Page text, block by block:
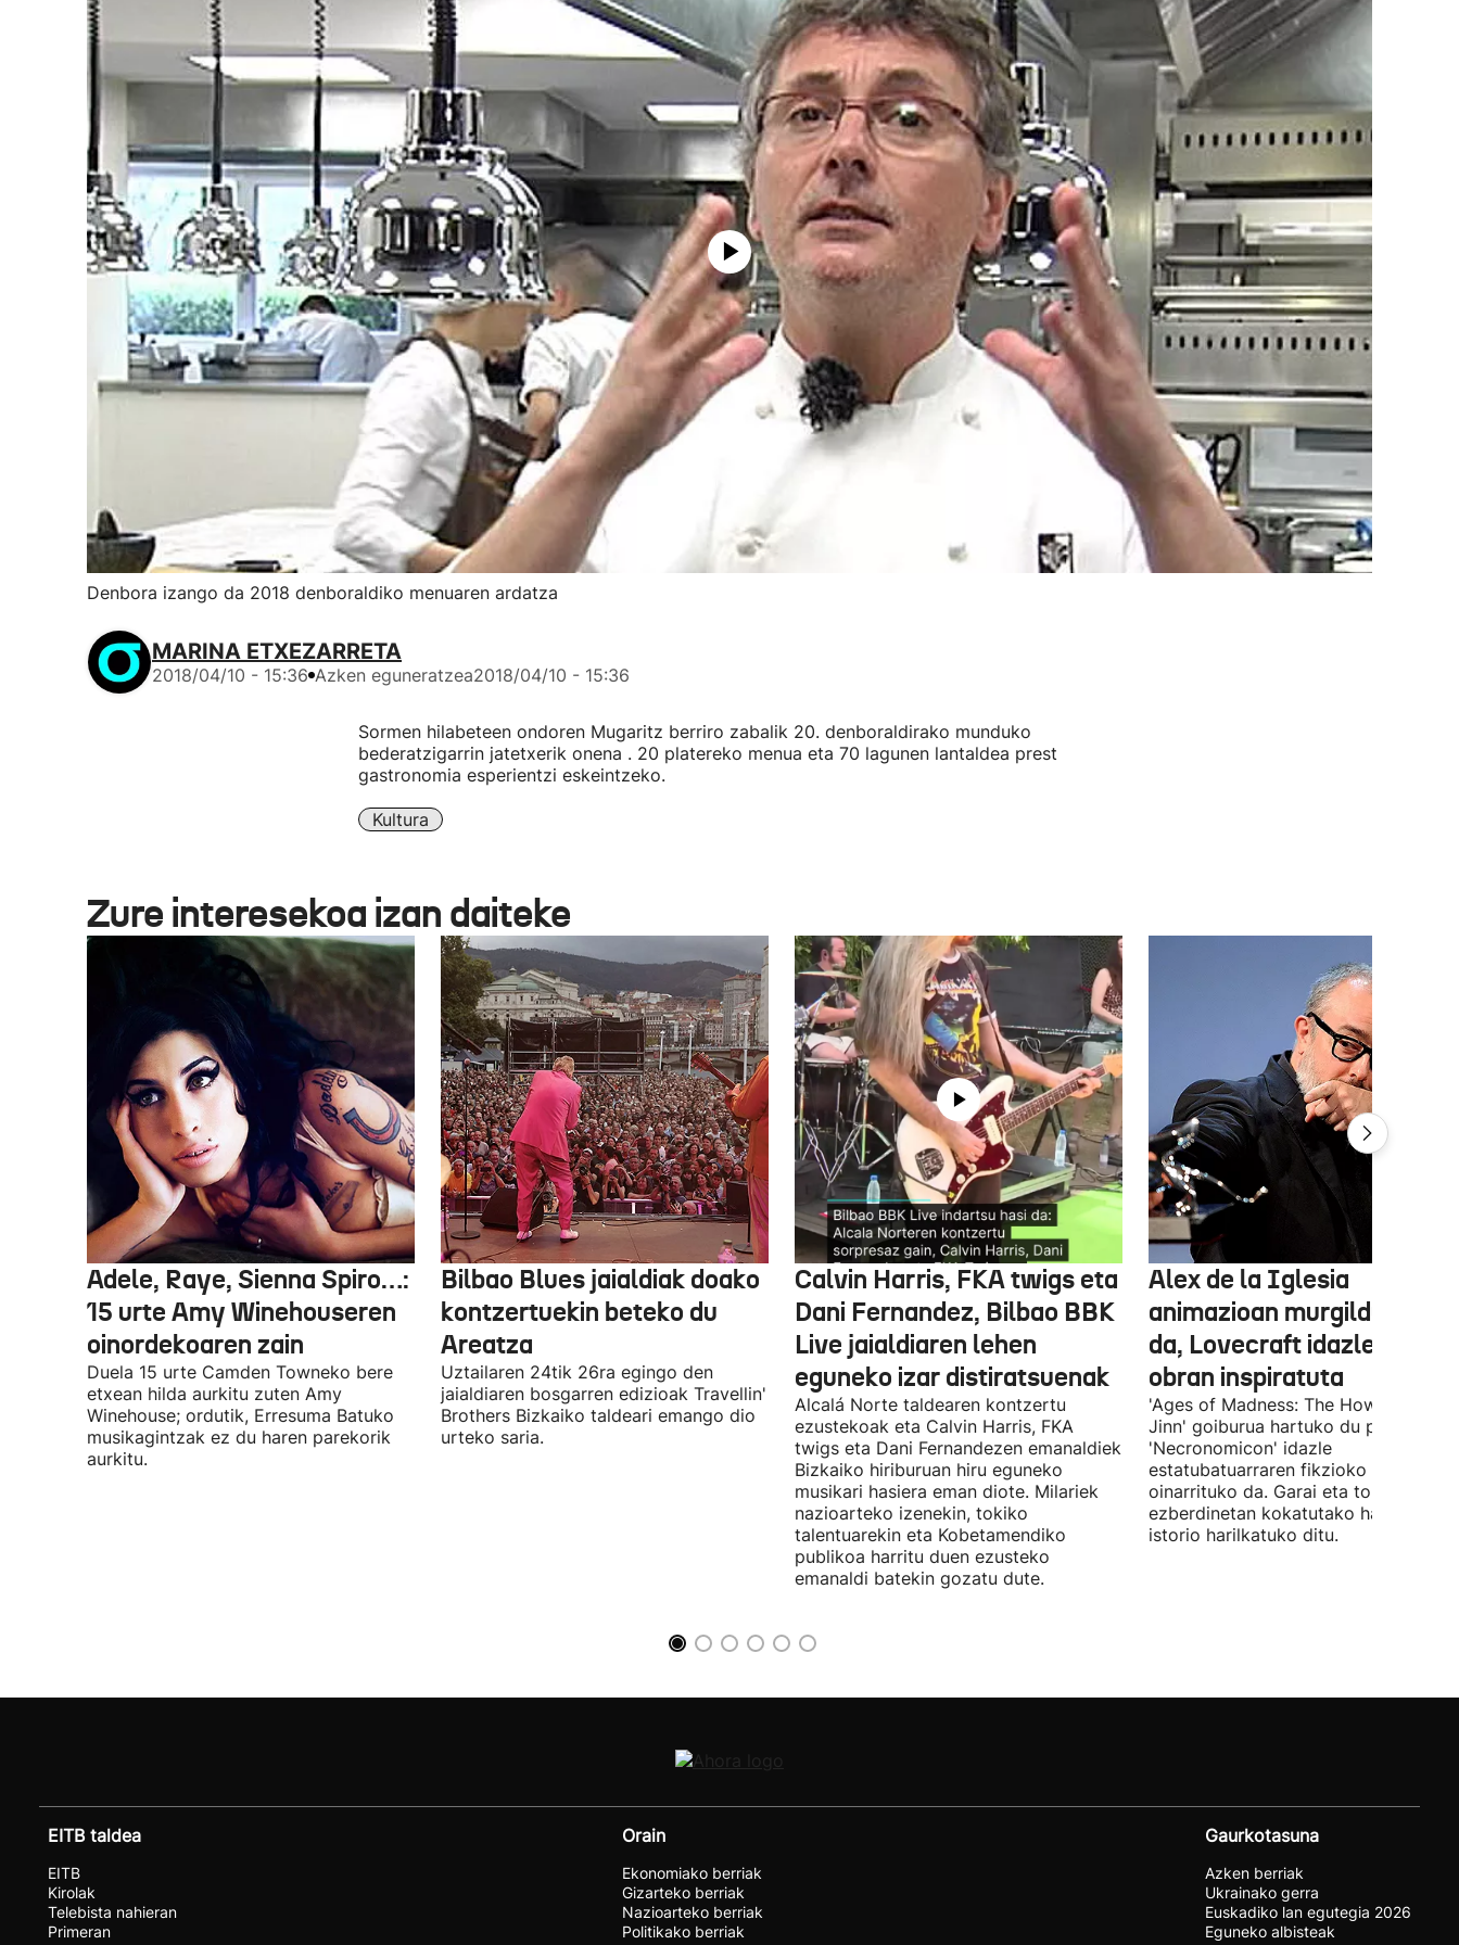
Denbora izango da 2018 denboraldiko menuaren ardatza
MARINA ETXEZARRETA
2018/04/10 - 15:36 Azken eguneratzea2018/04/10 - 15:36
Sormen hilabeteen ondoren Mugaritz berriro zabalik 20. denboraldirako munduko
bederatzigarrin jatetxerik onena . 20 platereko menua eta 70 lagunen lantaldea prest
gastronomia esperientzi eskeintzeko.
Kultura
Zure interesekoa izan daiteke
Adele, Raye, Sienna Spiro…:
15 urte Amy Winehouseren
oinordekoaren zain
Duela 15 urte Camden Towneko bere
etxean hilda aurkitu zuten Amy
Winehouse; ordutik, Erresuma Batuko
musikagintzak ez du haren parekorik
aurkitu.
Bilbao Blues jaialdiak doako
kontzertuekin beteko du
Areatza
Uztailaren 24tik 26ra egingo den
jaialdiaren bosgarren edizioak Travellin'
Brothers Bizkaiko taldeari emango dio
urteko saria.
Calvin Harris, FKA twigs eta
Dani Fernandez, Bilbao BBK
Live jaialdiaren lehen
eguneko izar distiratsuenak
Alcalá Norte taldearen kontzertu
ezustekoak eta Calvin Harris, FKA
twigs eta Dani Fernandezen emanaldiek
Bizkaiko hiriburuan hiru eguneko
musikari hasiera eman diote. Milariek
nazioarteko izenekin, tokiko
talentuarekin eta Kobetamendiko
publikoa harritu duen ezusteko
emanaldi batekin gozatu dute.
Alex de la Iglesia
animazioan murgilduko
da, Lovecraft idazlearen
obran inspiratuta
'Ages of Madness: The Howling of
Jinn' goiburua hartuko du pelikulak,
'Necronomicon' idazle
estatubatuarraren fikzioko liburuan
oinarrituko da. Garai eta toki
ezberdinetan kokatutako hainbat
istorio harilkatuko ditu.
EITB taldea
EITB
Kirolak
Telebista nahieran
Primeran
Orain
Ekonomiako berriak
Gizarteko berriak
Nazioarteko berriak
Politikako berriak
Gaurkotasuna
Azken berriak
Ukrainako gerra
Euskadiko lan egutegia 2026
Eguneko albisteak